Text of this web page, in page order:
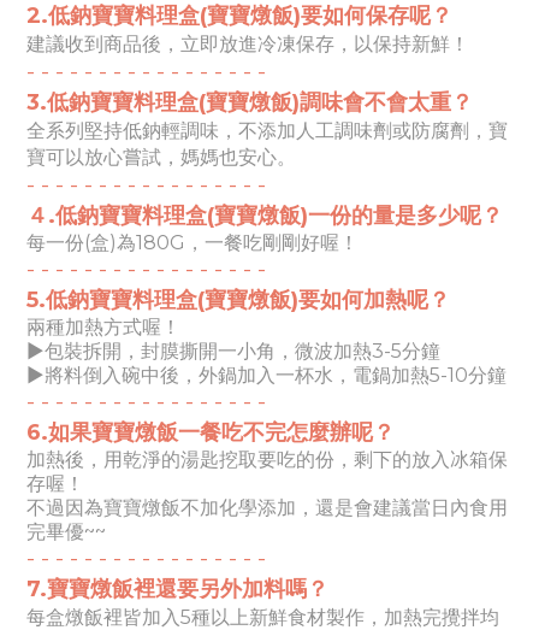
2.低鈉寶寶料理盒(寶寶燉飯)要如何保存呢？
建議收到商品後，立即放進冷凍保存，以保持新鮮！
- - - - - - - - - - - - - - - - -
3.低鈉寶寶料理盒(寶寶燉飯)調味會不會太重？
全系列堅持低鈉輕調味，不添加人工調味劑或防腐劑，寶
寶可以放心嘗試，媽媽也安心。
- - - - - - - - - - - - - - - - -
４.低鈉寶寶料理盒(寶寶燉飯)一份的量是多少呢？
每一份(盒)為180G，一餐吃剛剛好喔！
- - - - - - - - - - - - - - - - -
5.低鈉寶寶料理盒(寶寶燉飯)要如何加熱呢？
兩種加熱方式喔！
►包裝拆開，封膜撕開一小角，微波加熱3-5分鐘
►將料倒入碗中後，外鍋加入一杯水，電鍋加熱5-10分鐘
- - - - - - - - - - - - - - - - -
6.如果寶寶燉飯一餐吃不完怎麼辦呢？
加熱後，用乾淨的湯匙挖取要吃的份，剩下的放入冰箱保
存喔！
不過因為寶寶燉飯不加化學添加，還是會建議當日內食用
完畢優~~
- - - - - - - - - - - - - - - - -
7.寶寶燉飯裡還要另外加料嗎？
每盒燉飯裡皆加入5種以上新鮮食材製作，加熱完攪拌均